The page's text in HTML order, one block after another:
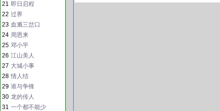
21 即日启程
22 过界
23 血溅三岔口
24 周恩来
25 邓小平
26 江山美人
27 大城小事
28 情人结
29 谁与争锋
30 龙的传人
31 一个都不能少